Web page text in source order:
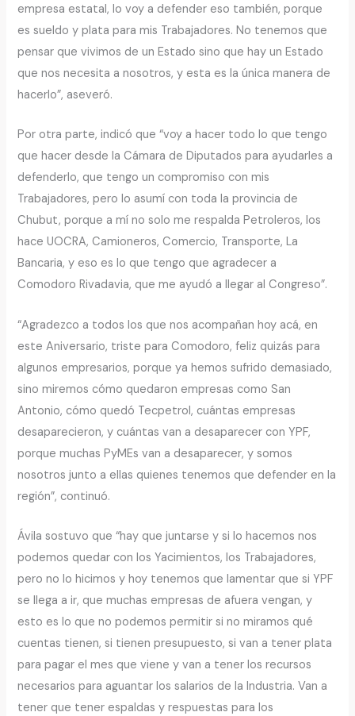
empresa estatal, lo voy a defender eso también, porque
es sueldo y plata para mis Trabajadores. No tenemos que
pensar que vivimos de un Estado sino que hay un Estado
que nos necesita a nosotros, y esta es la única manera de
hacerlo”, aseveró.
Por otra parte, indicó que “voy a hacer todo lo que tengo
que hacer desde la Cámara de Diputados para ayudarles a
defenderlo, que tengo un compromiso con mis
Trabajadores, pero lo asumí con toda la provincia de
Chubut, porque a mí no solo me respalda Petroleros, los
hace UOCRA, Camioneros, Comercio, Transporte, La
Bancaria, y eso es lo que tengo que agradecer a
Comodoro Rivadavia, que me ayudó a llegar al Congreso”.
“Agradezco a todos los que nos acompañan hoy acá, en
este Aniversario, triste para Comodoro, feliz quizás para
algunos empresarios, porque ya hemos sufrido demasiado,
sino miremos cómo quedaron empresas como San
Antonio, cómo quedó Tecpetrol, cuántas empresas
desaparecieron, y cuántas van a desaparecer con YPF,
porque muchas PyMEs van a desaparecer, y somos
nosotros junto a ellas quienes tenemos que defender en la
región”, continuó.
Ávila sostuvo que “hay que juntarse y si lo hacemos nos
podemos quedar con los Yacimientos, los Trabajadores,
pero no lo hicimos y hoy tenemos que lamentar que si YPF
se llega a ir, que muchas empresas de afuera vengan, y
esto es lo que no podemos permitir si no miramos qué
cuentas tienen, si tienen presupuesto, si van a tener plata
para pagar el mes que viene y van a tener los recursos
necesarios para aguantar los salarios de la Industria. Van a
tener que tener espaldas y respuestas para los